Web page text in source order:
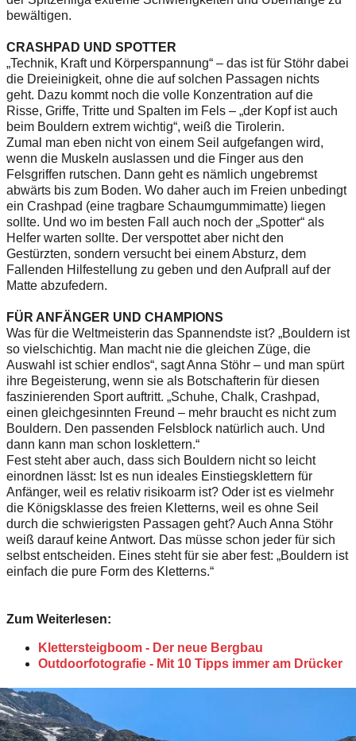
bewältigen.
CRASHPAD UND SPOTTER
„Technik, Kraft und Körperspannung“ – das ist für Stöhr dabei
die Dreieinigkeit, ohne die auf solchen Passagen nichts
geht. Dazu kommt noch die volle Konzentration auf die
Risse, Griffe, Tritte und Spalten im Fels – „der Kopf ist auch
beim Bouldern extrem wichtig“, weiß die Tirolerin.
Zumal man eben nicht von einem Seil aufgefangen wird,
wenn die ­Muskeln auslassen und die Finger aus den
Felsgriffen rutschen. Dann geht es nämlich ungebremst
abwärts bis zum Boden. Wo daher auch im Freien unbedingt
ein Crashpad (eine tragbare Schaumgummimatte) liegen
sollte. Und wo im besten Fall auch noch der „Spotter“ als
Helfer warten sollte. Der verspottet aber nicht den
Gestürzten, sondern versucht bei einem Absturz, dem
Fallenden Hilfestellung zu geben und den Aufprall auf der
Matte abzufedern.
FÜR ANFÄNGER UND CHAMPIONS
Was für die Weltmeisterin das Spannendste ist? „Bouldern ist
so vielschichtig. Man macht nie die gleichen Züge,­ die
Auswahl ist schier endlos“, sagt Anna­ Stöhr – und man spürt
ihre Begeisterung, wenn sie als Botschafterin für diesen
faszinierenden Sport auftritt. „Schuhe, Chalk, Crashpad,
einen gleichgesinnten Freund – mehr braucht es nicht zum
Bouldern. Den passenden Felsblock natürlich auch. Und
dann kann man schon losklettern.“
Fest steht aber auch, dass sich Bouldern nicht so leicht
einordnen lässt: Ist es nun ideales Einstiegsklettern für
Anfänger, weil es relativ risikoarm ist? Oder ist es vielmehr
die Königsklasse des freien Kletterns, weil es ohne Seil
durch die schwierigsten Passagen geht? Auch Anna Stöhr
weiß darauf keine Antwort. Das müsse schon jeder für sich
selbst entscheiden. Eines steht für sie aber fest: „Bouldern ist
einfach die pure Form des Kletterns.“
Zum Weiterlesen:
Klettersteigboom - Der neue Bergbau
Outdoorfotografie - Mit 10 Tipps immer am Drücker